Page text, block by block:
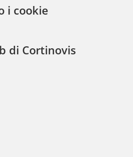
i cookie
di Cortinovis